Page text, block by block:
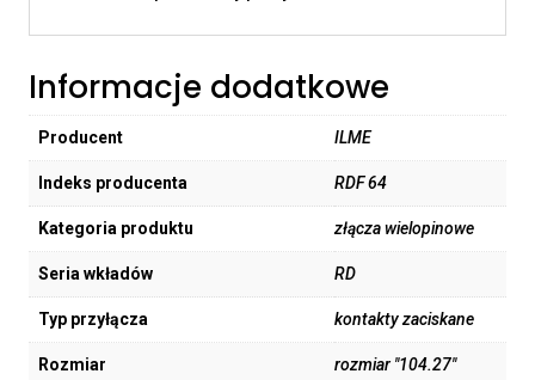
Informacje dodatkowe
Producent ILME
Indeks producenta RDF 64
Kategoria produktu złącza wielopinowe
Seria wkładów RD
Typ przyłącza kontakty zaciskane
Rozmiar rozmiar "104.27"